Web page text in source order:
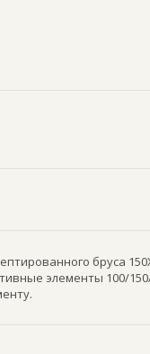
бруса
элементы 100/